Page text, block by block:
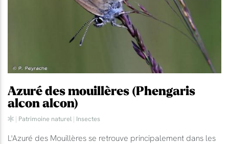
Azuré des mouillères (Phengaris
alcon alcon)
| Patrimoine naturel | Insectes
L'Azuré des Mouillères se retrouve principalement dans les